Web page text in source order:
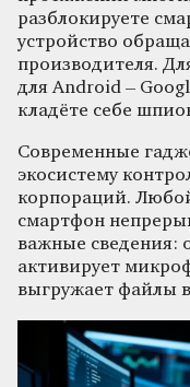
разблокируете
устройство
производителя.
для Android –
кладёте себе
Современные
экосистему
корпораций.
смартфон
важные сведения:
активирует
выгружает файлы